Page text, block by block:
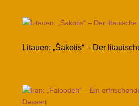
Litauen: „Šakotis“ – Der